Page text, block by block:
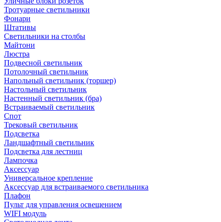
Тротуарные светильники
Фонари
Штативы
Светильники на столбы
Майтони
Люстра
Подвесной светильник
Потолочный светильник
Напольный светильник (торшер)
Настольный светильник
Настенный светильник (бра)
Встраиваемый светильник
Спот
Трековый светильник
Подсветка
Ландшафтный светильник
Подсветка для лестниц
Лампочка
Аксессуар
Универсальное крепление
Аксессуар для встраиваемого светильника
Плафон
Пульт для управления освещением
WIFI модуль